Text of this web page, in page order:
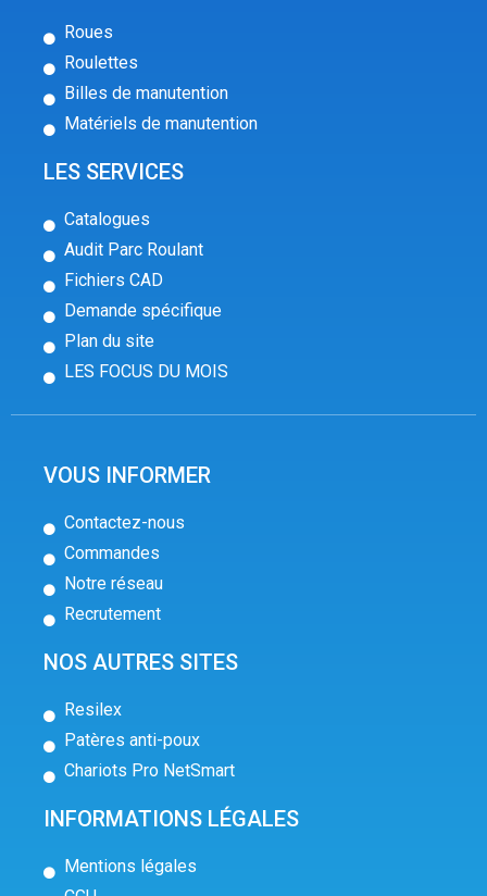
Roues
Roulettes
Billes de manutention
Matériels de manutention
LES SERVICES
Catalogues
Audit Parc Roulant
Fichiers CAD
Demande spécifique
Plan du site
LES FOCUS DU MOIS
VOUS INFORMER
Contactez-nous
Commandes
Notre réseau
Recrutement
NOS AUTRES SITES
Resilex
Patères anti-poux
Chariots Pro NetSmart
INFORMATIONS LÉGALES
Mentions légales